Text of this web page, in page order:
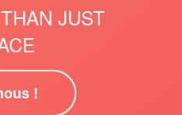
JUST
!